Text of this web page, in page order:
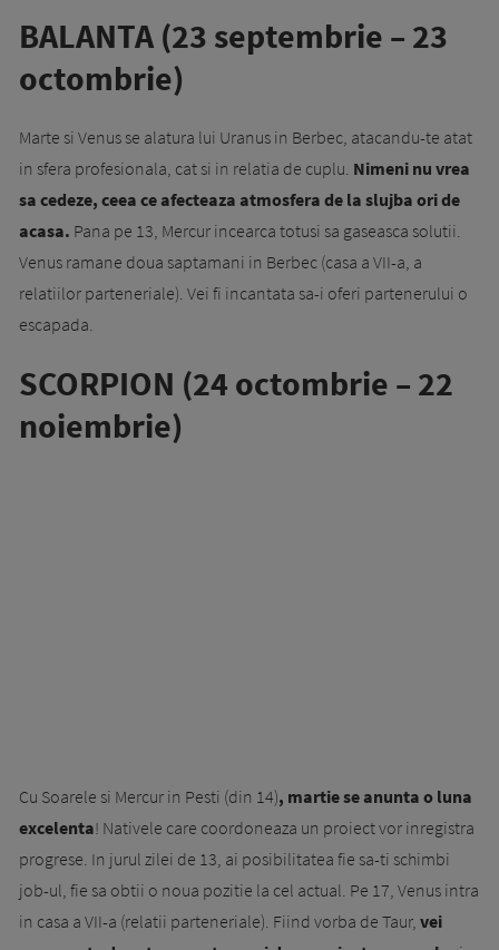
BALANTA (23 septembrie – 23
octombrie)
Marte si Venus se alatura lui Uranus in Berbec, atacandu-te atat
in sfera profesionala, cat si in relatia de cuplu. Nimeni nu vrea
sa cedeze, ceea ce afecteaza atmosfera de la slujba ori de
acasa. Pana pe 13, Mercur incearca totusi sa gaseasca solutii.
Venus ramane doua saptamani in Berbec (casa a VII-a, a
relatiilor parteneriale). Vei fi incantata sa-i oferi partenerului o
escapada.
SCORPION (24 octombrie – 22
noiembrie)
Cu Soarele si Mercur in Pesti (din 14), martie se anunta o luna
excelenta! Nativele care coordoneaza un proiect vor inregistra
progrese. In jurul zilei de 13, ai posibilitatea fie sa-ti schimbi
job-ul, fie sa obtii o noua pozitie la cel actual. Pe 17, Venus intra
in casa a VII-a (relatii parteneriale). Fiind vorba de Taur, vei